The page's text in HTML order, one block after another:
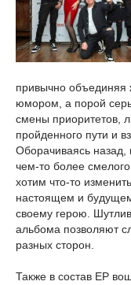
привычно объединяя
юмором, а порой
смены приоритетов,
пройденного пути и
Оборачиваясь назад,
чем-то более
хотим что-то
настоящем и
своему герою.
альбома позволяют
разных сторон.
Также в состав EP